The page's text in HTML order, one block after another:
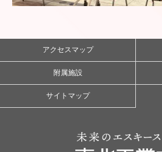
アクセスマップ
附属施設
サイトマップ